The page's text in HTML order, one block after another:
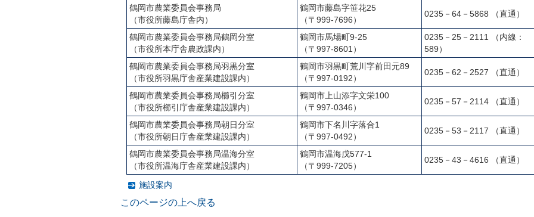
鶴岡市農業委員会事務局
（市役所藤島庁舎内）
鶴岡市藤島字笹花25
（〒999-7696）
0235－64－5868 （直通）
鶴岡市農業委員会事務局鶴岡分室
（市役所本庁舎農政課内）
鶴岡市馬場町9-25
（〒997-8601）
0235－25－2111 （内線：
589）
鶴岡市農業委員会事務局羽黒分室
（市役所羽黒庁舎産業建設課内）
鶴岡市羽黒町荒川字前田元89
（〒997-0192）
0235－62－2527 （直通）
鶴岡市農業委員会事務局櫛引分室
（市役所櫛引庁舎産業建設課内）
鶴岡市上山添字文栄100
（〒997-0346）
0235－57－2114 （直通）
鶴岡市農業委員会事務局朝日分室
（市役所朝日庁舎産業建設課内）
鶴岡市下名川字落合1
（〒997-0492）
0235－53－2117 （直通）
鶴岡市農業委員会事務局温海分室
（市役所温海庁舎産業建設課内）
鶴岡市温海戊577-1
（〒999-7205）
0235－43－4616 （直通）
施設案内
このページの上へ戻る